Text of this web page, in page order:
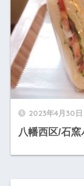
2023年4月30日
八幡西区/石